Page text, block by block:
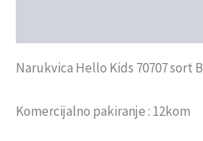
Narukvica Hello Kids 70707 sort B
Komercijalno pakiranje : 12kom